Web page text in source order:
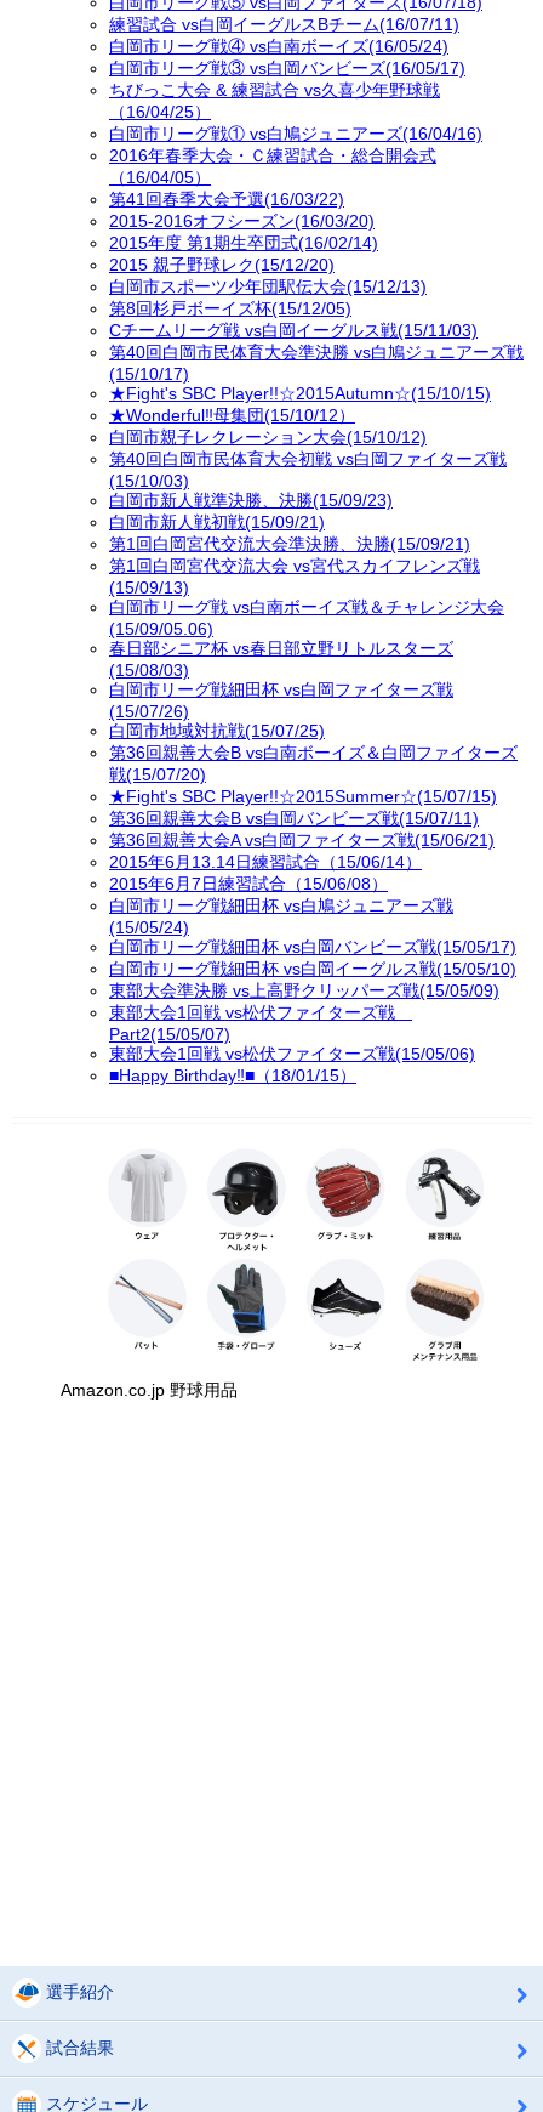
練習試合 vs白岡イーグルスBチーム(16/07/11)
白岡市リーグ戦④ vs白南ボーイズ(16/05/24)
白岡市リーグ戦③ vs白岡バンビーズ(16/05/17)
ちびっこ大会 & 練習試合 vs久喜少年野球戦
（16/04/25）
白岡市リーグ戦① vs白鳩ジュニアーズ(16/04/16)
2016年春季大会・Ｃ練習試合・総合開会式
（16/04/05）
第41回春季大会予選(16/03/22)
2015-2016オフシーズン(16/03/20)
2015年度 第1期生卒団式(16/02/14)
2015 親子野球レク(15/12/20)
白岡市スポーツ少年団駅伝大会(15/12/13)
第8回杉戸ボーイズ杯(15/12/05)
Cチームリーグ戦 vs白岡イーグルス戦(15/11/03)
第40回白岡市民体育大会準決勝 vs白鳩ジュニアーズ戦
(15/10/17)
★Fight's SBC Player!!☆2015Autumn☆(15/10/15)
★Wonderful‼母集団(15/10/12）
白岡市親子レクレーション大会(15/10/12)
第40回白岡市民体育大会初戦 vs白岡ファイターズ戦
(15/10/03)
白岡市新人戦準決勝、決勝(15/09/23)
白岡市新人戦初戦(15/09/21)
第1回白岡宮代交流大会準決勝、決勝(15/09/21)
第1回白岡宮代交流大会 vs宮代スカイフレンズ戦
(15/09/13)
白岡市リーグ戦 vs白南ボーイズ戦＆チャレンジ大会
(15/09/05.06)
春日部シニア杯 vs春日部立野リトルスターズ
(15/08/03)
白岡市リーグ戦細田杯 vs白岡ファイターズ戦
(15/07/26)
白岡市地域対抗戦(15/07/25)
第36回親善大会B vs白南ボーイズ＆白岡ファイターズ
戦(15/07/20)
★Fight's SBC Player!!☆2015Summer☆(15/07/15)
第36回親善大会B vs白岡バンビーズ戦(15/07/11)
第36回親善大会A vs白岡ファイターズ戦(15/06/21)
2015年6月13.14日練習試合（15/06/14）
2015年6月7日練習試合（15/06/08）
白岡市リーグ戦細田杯 vs白鳩ジュニアーズ戦
(15/05/24)
白岡市リーグ戦細田杯 vs白岡バンビーズ戦(15/05/17)
白岡市リーグ戦細田杯 vs白岡イーグルス戦(15/05/10)
東部大会準決勝 vs上高野クリッパーズ戦(15/05/09)
東部大会1回戦 vs松伏ファイターズ戦
Part2(15/05/07)
東部大会1回戦 vs松伏ファイターズ戦(15/05/06)
■Happy Birthday‼■（18/01/15）
Amazon.co.jp 野球用品
選手紹介
試合結果
スケジュール